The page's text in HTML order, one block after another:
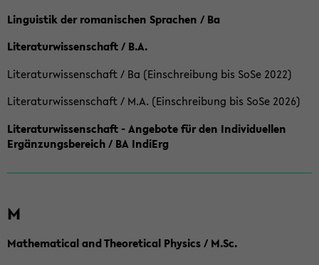
Linguistik der romanischen Sprachen / Ba
Literaturwissenschaft / B.A.
Literaturwissenschaft / Ba (Einschreibung bis SoSe 2022)
Literaturwissenschaft / M.A. (Einschreibung bis SoSe 2026)
Literaturwissenschaft - Angebote für den Individuellen
Ergänzungsbereich / BA IndiErg
M
Mathematical and Theoretical Physics / M.Sc.